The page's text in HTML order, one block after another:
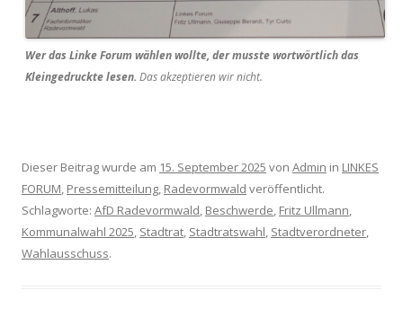
Wer das Linke Forum wählen wollte, der musste wortwörtlich das
Kleingedruckte lesen. Das akzeptieren wir nicht.
Dieser Beitrag wurde am 15. September 2025 von Admin in LINKES
FORUM, Pressemitteilung, Radevormwald veröffentlicht.
Schlagworte: AfD Radevormwald, Beschwerde, Fritz Ullmann,
Kommunalwahl 2025, Stadtrat, Stadtratswahl, Stadtverordneter,
Wahlausschuss.